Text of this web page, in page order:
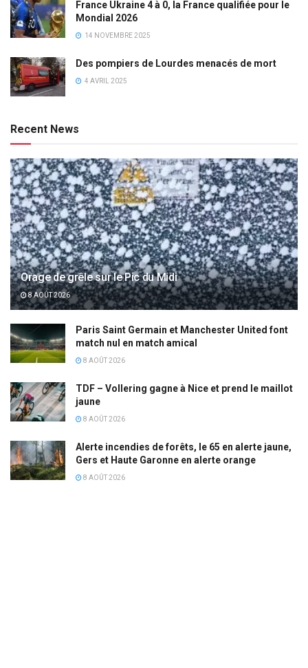
France Ukraine 4 à 0, la France qualifiée pour le
Mondial 2026
14 NOVEMBRE 2025
Des pompiers de Lourdes menacés de mort
4 AVRIL 2025
Recent News
Orage de grêle sur le Pic du Midi
8 AOÛT 2026
Paris Saint Germain et Manchester United font
match nul en match amical
8 AOÛT 2026
TDF – Vollering gagne à Nice et prend le maillot
jaune
8 AOÛT 2026
Alerte incendies de forêts, le 65 en alerte jaune,
Gers et Haute Garonne en alerte orange
8 AOÛT 2026